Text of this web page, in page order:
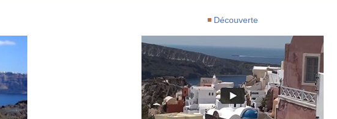
Découverte